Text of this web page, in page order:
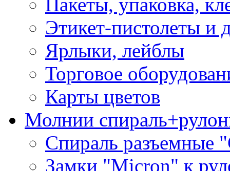
Этикет-пистолеты и
Ярлыки, лейблы
Торговое
Карты цветов
Молнии
Спираль разъемные
Замки "Micron" к